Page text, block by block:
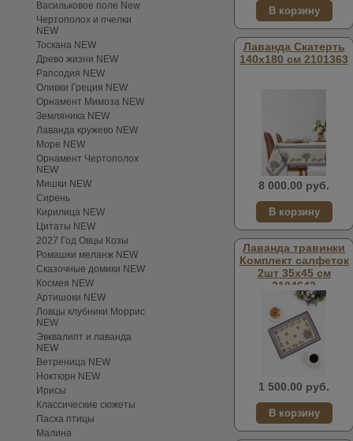
Васильковое поле New
Чертополох и пчелки
NEW
Тоскана NEW
Древо жизни NEW
Рапсодия NEW
Оливки Греция NEW
Орнамент Мимоза NEW
Земляника NEW
Лаванда кружево NEW
Море NEW
Орнамент Чертополох
NEW
Мишки NEW
Сирень
Кирилица NEW
Цитаты NEW
2027 Год Овцы Козы
Ромашки меланж NEW
Сказочные домики NEW
Космея NEW
Артишоки NEW
Ловцы клубники Моррис
NEW
Эвквалипт и лаванда
NEW
Ветреница NEW
Ноктюрн NEW
Ирисы
Классические сюжеты
Пасха птицы
Малина
Лаванда Скатерть
140х180 см 2101363
8 000.00 руб.
Лаванда травинки
Комплект салфеток
2шт 35х45 см
2104643
1 500.00 руб.